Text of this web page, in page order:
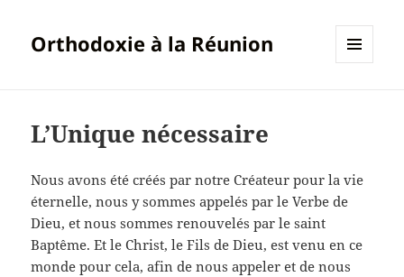
Orthodoxie à la Réunion
L’Unique nécessaire
Nous avons été créés par notre Créateur pour la vie
éternelle, nous y sommes appelés par le Verbe de
Dieu, et nous sommes renouvelés par le saint
Baptême. Et le Christ, le Fils de Dieu, est venu en ce
monde pour cela, afin de nous appeler et de nous